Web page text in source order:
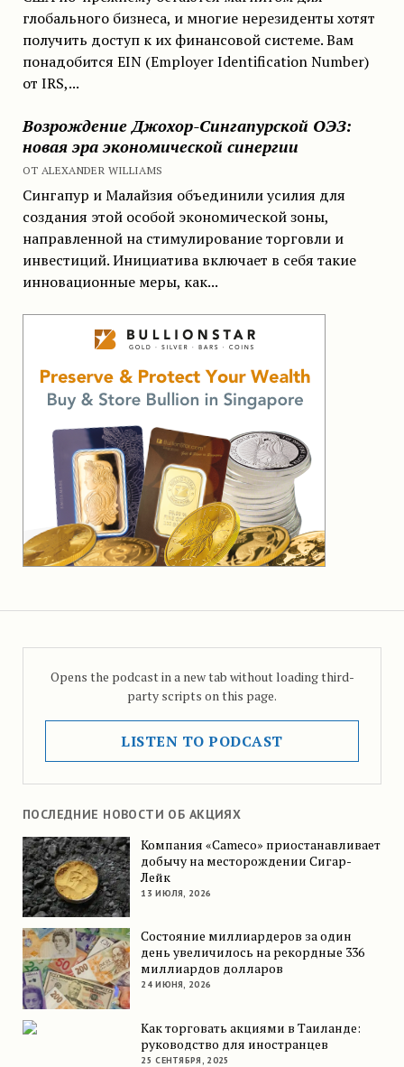
глобального бизнеса, и многие нерезиденты хотят
получить доступ к их финансовой системе. Вам
понадобится EIN (Employer Identification Number)
от IRS,...
Возрождение Джохор-Сингапурской ОЭЗ:
новая эра экономической синергии
ОТ ALEXANDER WILLIAMS
Сингапур и Малайзия объединили усилия для
создания этой особой экономической зоны,
направленной на стимулирование торговли и
инвестиций. Инициатива включает в себя такие
инновационные меры, как...
Opens the podcast in a new tab without loading third-
party scripts on this page.
LISTEN TO PODCAST
ПОСЛЕДНИЕ НОВОСТИ ОБ АКЦИЯХ
Компания «Cameco» приостанавливает
добычу на месторождении Сигар-
Лейк
13 ИЮЛЯ, 2026
Состояние миллиардеров за один
день увеличилось на рекордные 336
миллиардов долларов
24 ИЮНЯ, 2026
Как торговать акциями в Таиланде:
руководство для иностранцев
25 СЕНТЯБРЯ, 2025